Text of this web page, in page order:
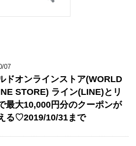
07
ドオンラインストア(WORLD
STORE) ライン(LINE)とリ
最大10,000円分のクーポンが
る♡2019/10/31まで